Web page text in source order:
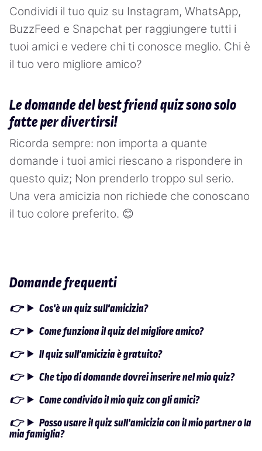
Condividi il tuo quiz su Instagram, WhatsApp,
BuzzFeed e Snapchat per raggiungere tutti i
tuoi amici e vedere chi ti conosce meglio. Chi è
il tuo vero migliore amico?
Le domande del best friend quiz sono solo
fatte per divertirsi!
Ricorda sempre: non importa a quante
domande i tuoi amici riescano a rispondere in
questo quiz; Non prenderlo troppo sul serio.
Una vera amicizia non richiede che conoscano
il tuo colore preferito. 😊
Domande frequenti
Cos'è un quiz sull'amicizia?
Come funziona il quiz del migliore amico?
Il quiz sull'amicizia è gratuito?
Che tipo di domande dovrei inserire nel mio quiz?
Come condivido il mio quiz con gli amici?
Posso usare il quiz sull'amicizia con il mio partner o la
mia famiglia?